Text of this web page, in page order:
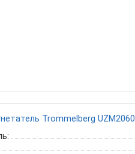
Trommelberg UZM2060